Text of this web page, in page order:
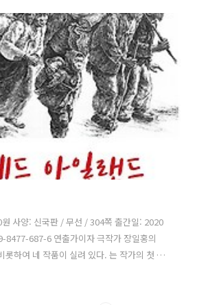
준현의 , 임지수의 , 이홍도의 가 수록되어
정승애, 연지아, 김지우, 김준현, 임지수, 이
사양: 신국판 / 무선 / 304쪽 출간일: 2020
8477-687-6 연출가이자 극작가 장일홍의
롯하여 네 작품이 실려 있다. 는 작가의 첫 소
있는 인물 민우를 통해 4․3의 비극을 여실히